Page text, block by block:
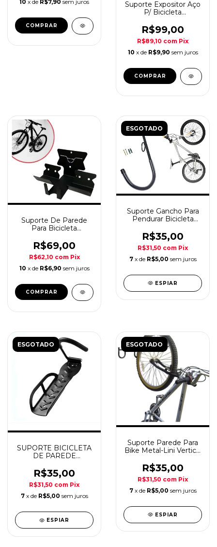
10 x de R$7,90 sem juros
COMPRAR
Suporte Expositor Aço
P/ Bicicleta
R$99,00
R$89,10 com Pix
10 x de R$9,90 sem juros
COMPRAR
Suporte De Parede
Para Bicicleta
R$69,00
R$62,10 com Pix
10 x de R$6,90 sem juros
COMPRAR
ESGOTADO
Suporte Gancho Para
Pendurar Bicicleta
R$35,00
R$31,50 com Pix
7 x de R$5,00 sem juros
ESPIAR
ESGOTADO
SUPORTE BICICLETA
DE PAREDE
R$35,00
R$31,50 com Pix
7 x de R$5,00 sem juros
ESPIAR
ESGOTADO
Suporte Parede Para
Bike Metal-Lini Vertical
R$35,00
R$31,50 com Pix
7 x de R$5,00 sem juros
ESPIAR